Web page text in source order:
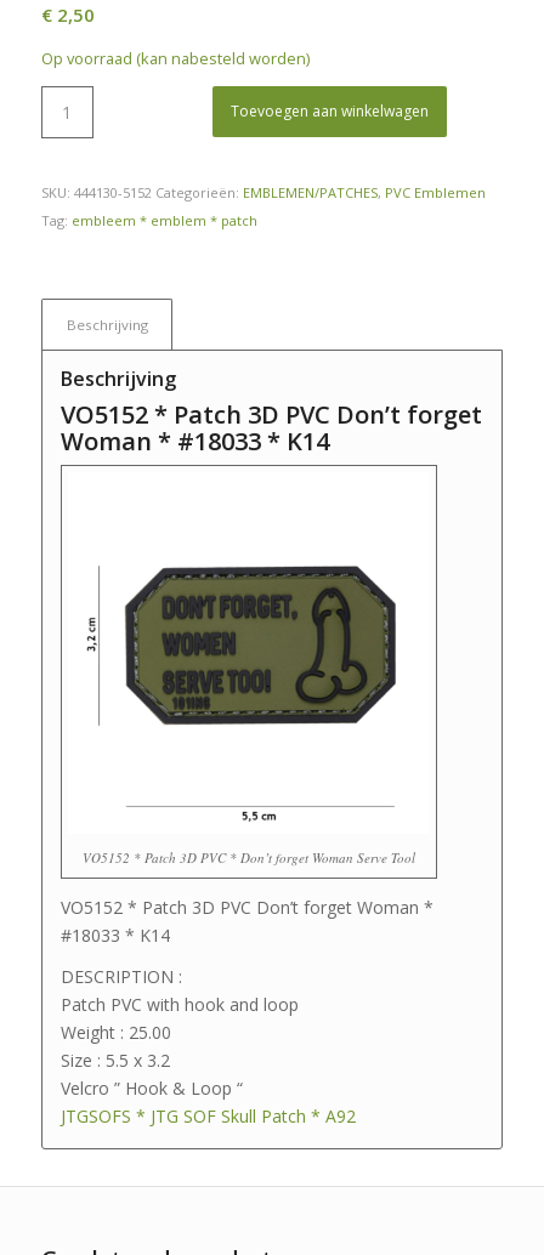
€2,50
Op voorraad (kan nabesteld worden)
Toevoegen aan winkelwagen
SKU: 444130-5152 Categorieën: EMBLEMEN/PATCHES, PVC Emblemen
Tag: embleem * emblem * patch
Beschrijving
Beschrijving
VO5152 * Patch 3D PVC Don’t forget
Woman * #18033 * K14
VO5152 * Patch 3D PVC * Don’t forget Woman Serve Tool
VO5152 * Patch 3D PVC Don’t forget Woman *
#18033 * K14
DESCRIPTION :
Patch PVC with hook and loop
Weight : 25.00
Size : 5.5 x 3.2
Velcro ” Hook & Loop “
JTGSOFS * JTG SOF Skull Patch * A92